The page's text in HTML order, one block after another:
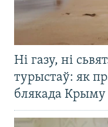
Ні газу, ні
турыстаў: як
блякада Крыму